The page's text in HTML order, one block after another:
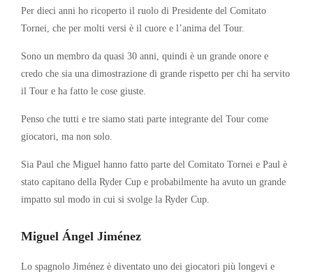
Per dieci anni ho ricoperto il ruolo di Presidente del Comitato
Tornei, che per molti versi è il cuore e l’anima del Tour.
Sono un membro da quasi 30 anni, quindi è un grande onore e
credo che sia una dimostrazione di grande rispetto per chi ha servito
il Tour e ha fatto le cose giuste.
Penso che tutti e tre siamo stati parte integrante del Tour come
giocatori, ma non solo.
Sia Paul che Miguel hanno fatto parte del Comitato Tornei e Paul è
stato capitano della Ryder Cup e probabilmente ha avuto un grande
impatto sul modo in cui si svolge la Ryder Cup.
Miguel Ángel Jiménez
Lo spagnolo Jiménez è diventato uno dei giocatori più longevi e